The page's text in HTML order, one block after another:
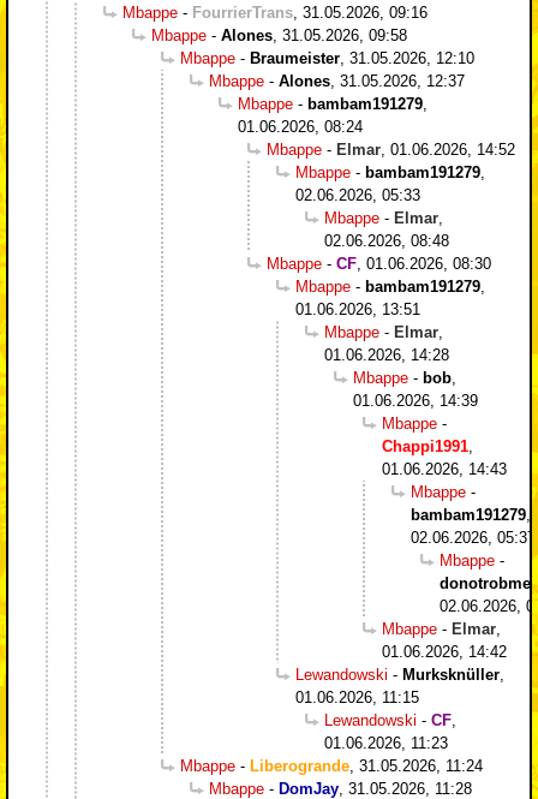
Mbappe - FourrierTrans 31.05.2026, 09:16
Mbappe - Alones 31.05.2026, 09:58
Mbappe - Braumeister 31.05.2026, 12:10
Mbappe - Alones 31.05.2026, 12:37
Mbappe - bambam191279
01.06.2026, 08:24
Mbappe - Elmar 01.06.2026, 14:52
Mbappe - bambam191279
02.06.2026, 05:33
Mbappe - Elmar
02.06.2026, 08:48
Mbappe - CF 01.06.2026, 08:30
Mbappe - bambam191279
01.06.2026, 13:51
Mbappe - Elmar
01.06.2026, 14:28
Mbappe - bob
01.06.2026, 14:39
Mbappe -
Chappi1991
01.06.2026, 14:43
Mbappe -
bambam191279
02.06.2026, 05:37
Mbappe -
donotrobme,
02.06.2026,
Mbappe - Elmar
01.06.2026, 14:42
Lewandowski - Murksknüller
01.06.2026, 11:15
Lewandowski - CF
01.06.2026, 11:23
Mbappe - Liberogrande 31.05.2026, 11:24
Mbappe - DomJay 31.05.2026, 11:28